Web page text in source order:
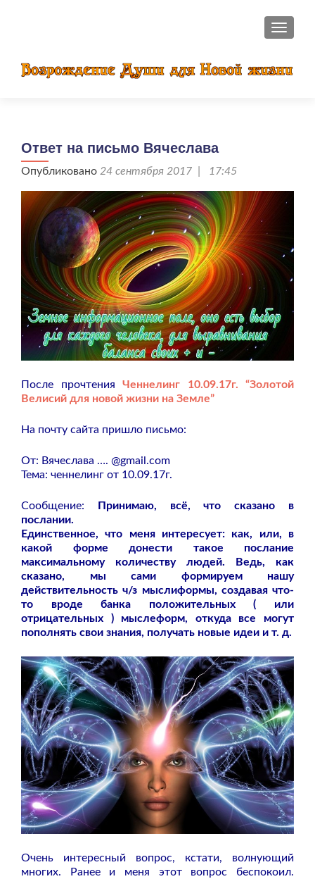
Ответ на письмо Вячеслава
Опубликовано 24 сентября 2017 | 17:45
После прочтения Ченнелинг 10.09.17г. “Золотой
Велисий для новой жизни на Земле”
На почту сайта пришло письмо:
От: Вячеслава …. @gmail.com
Тема: ченнелинг от 10.09.17г.
Сообщение: Принимаю, всё, что сказано в
послании.
Единственное, что меня интересует: как, или, в
какой форме донести такое послание
максимальному количеству людей. Ведь, как
сказано, мы сами формируем нашу
действительность ч/з мыслиформы, создавая что-
то вроде банка положительных ( или
отрицательных ) мыслеформ, откуда все могут
пополнять свои знания, получать новые идеи и т. д.
Очень интересный вопрос, кстати, волнующий
многих. Ранее и меня этот вопрос беспокоил.